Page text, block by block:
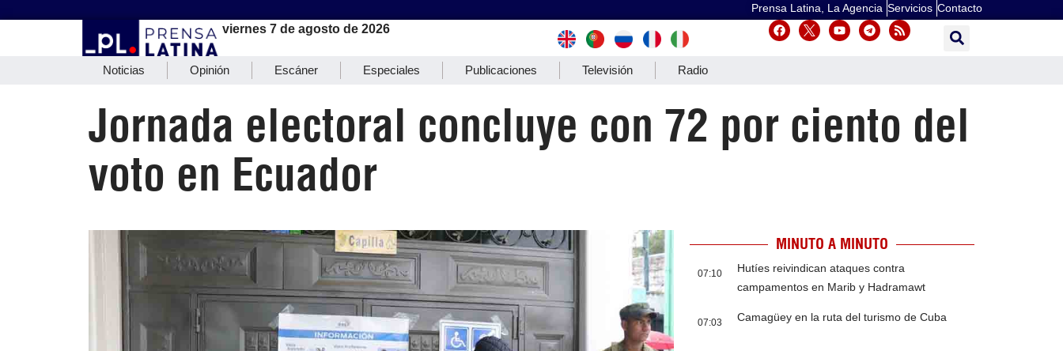
Prensa Latina, La Agencia Servicios Contacto
viernes 7 de agosto de 2026
Noticias Opinión Escáner Especiales Publicaciones Televisión Radio
Jornada electoral concluye con 72 por ciento del
voto en Ecuador
MINUTO A MINUTO
07:10
Hutíes reivindican ataques contra
campamentos en Marib y Hadramawt
07:03 Camagüey en la ruta del turismo de Cuba